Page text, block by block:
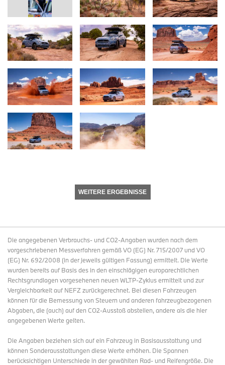
WEITERE ERGEBNISSE
Die angegebenen Verbrauchs- und CO2-Angaben wurden nach dem
vorgeschriebenen Messverfahren gemäß VO (EG) Nr. 715/2007 und VO
(EG) Nr. 692/2008 (in der jeweils gültigen Fassung) ermittelt. Die Werte
wurden bereits auf Basis des in den einschlägigen europarechtlichen
Rechtsgrundlagen vorgesehenen neuen WLTP-Zyklus ermittelt und zur
Vergleichbarkeit auf NEFZ zurückgerechnet. Bei diesen Fahrzeugen
können für die Bemessung von Steuern und anderen fahrzeugbezogenen
Abgaben, die (auch) auf den CO2-Ausstoß abstellen, andere als die hier
angegebenen Werte gelten.
Die Angaben beziehen sich auf ein Fahrzeug in Basisausstattung und
können Sonderausstattungen diese Werte erhöhen. Die Spannen
berücksichtigen Unterschiede in der gewählten Rad- und Reifengröße. Die